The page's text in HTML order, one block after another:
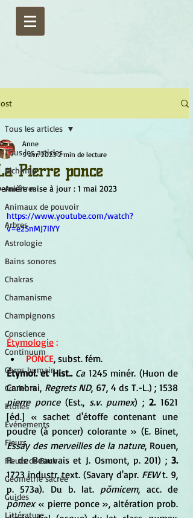
Tous les articles
Alchimie
Ancêtres
Animaux de pouvoir
Arbres
Astrologie
Bains sonores
Chakras
Chamanisme
Champignons
Conscience
Continuum
Corps humain
Couleurs
Etoiles
Evénements
Fleurs
Fleurs de Bach
Géométrie sacrée
Guides
Littérature
Tous les articles
Pierre ponce
Anne
9 avr. 2023 2 min de lecture
mise à jour : 1 mai 2023
https://www.youtube.com/watch?
v=e2SnMJ7IlYY
Étymologie :
PONCE, subst. fém.
Étymol. et Hist.. Ca 1245 minér. (Huon de
Cambrai, Regrets ND
pierre ponce (Est., s.v. pumex) ; 2. 1621
[éd.] « sachet d'étoffe contenant une
Essay des merveilles de la nature, Rouen,
R. de Beauvais et J. Osmont, p. 201) ; 3.
1723 industr. text. (Savary d'apr. FEW t. 9,
p. 573a). Du b. lat. pōmicem
pōmex « pierre ponce », altération prob.